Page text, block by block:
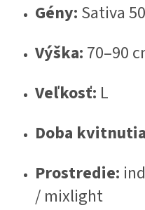
Gény: Sativa
Výška: 70–90
Veľkosť: L
Doba
Prostredie:
/ mixlight